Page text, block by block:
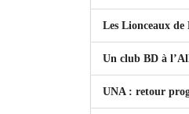
Les Lionceaux
Un club BD à
UNA : retour